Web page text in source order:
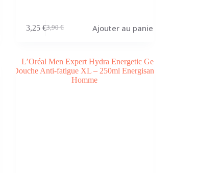
3,90€
Le
était :
3,90 €.
3,25€Le
est :
3,25 €.
Ajouter au panier